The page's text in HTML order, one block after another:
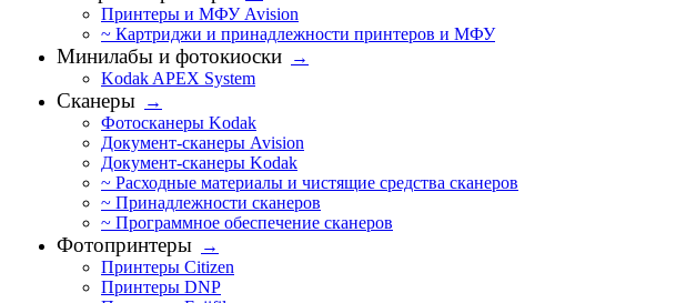
Принтеры и МФУ Avision
~ Картриджи и принадлежности принтеров и МФУ
Минилабы и фотокиоски
→
Kodak APEX System
Сканеры
→
Фотосканеры Kodak
Документ-сканеры Avision
Документ-сканеры Kodak
~ Расходные материалы и чистящие средства сканеров
~ Принадлежности сканеров
~ Программное обеспечение сканеров
Фотопринтеры
→
Принтеры Citizen
Принтеры DNP